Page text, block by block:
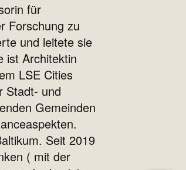
für
Forschung zu
und leitete sie
ist Architektin
LSE Cities
Stadt- und
Gemeinden
Seit 2019
( mit der